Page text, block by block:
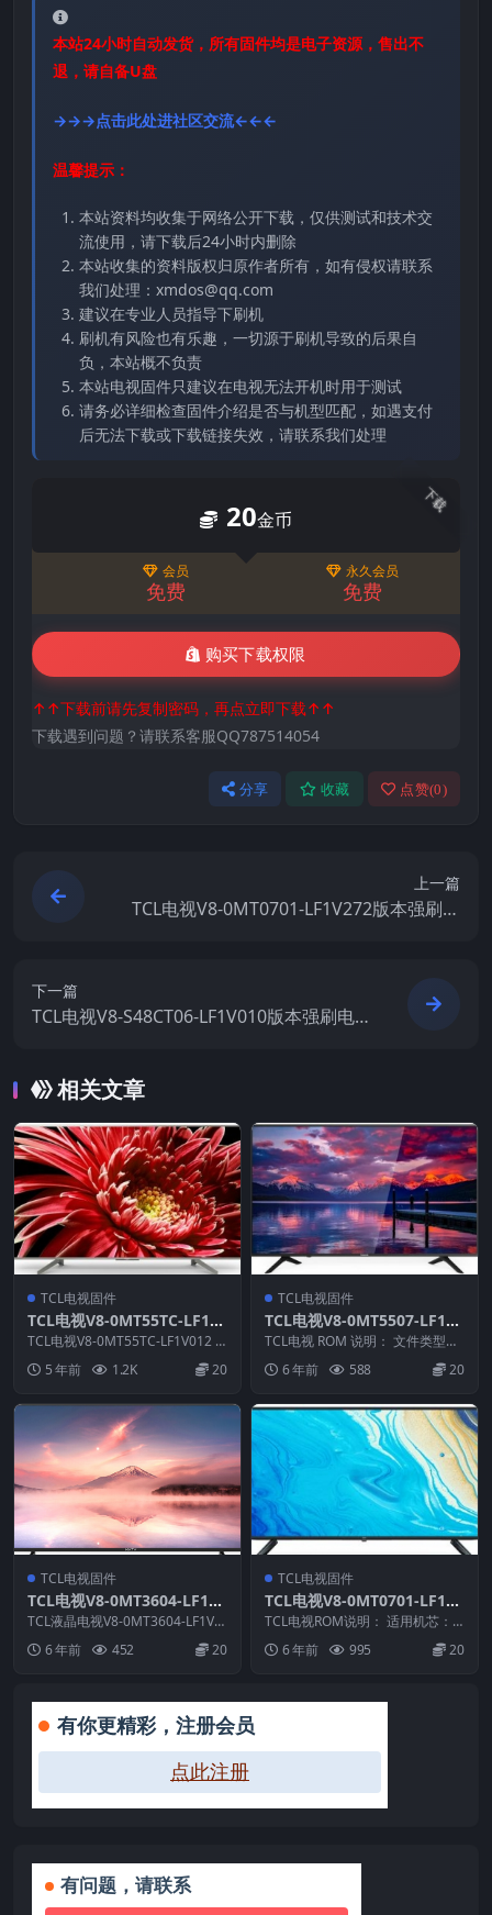
本站24小时自动发货，所有固件均是电子资源，售出不
退，请自备U盘
→→→点击此处进社区交流←←←
温馨提示：
本站资料均收集于网络公开下载，仅供测试和技术交
流使用，请下载后24小时内删除
本站收集的资料版权归原作者所有，如有侵权请联系
我们处理：xmdos@qq.com
建议在专业人员指导下刷机
刷机有风险也有乐趣，一切源于刷机导致的后果自
负，本站概不负责
本站电视固件只建议在电视无法开机时用于测试
请务必详细检查固件介绍是否与机型匹配，如遇支付
后无法下载或下载链接失效，请联系我们处理
下载
20金币
会员
免费
永久会员
免费
购买下载权限
↑↑下载前请先复制密码，再点立即下载↑↑
下载遇到问题？请联系客服QQ787514054
分享 收藏 点赞(0)
上一篇
TCL电视V8-0MT0701-LF1V272版本强刷电
下一篇
TCL电视V8-S48CT06-LF1V010版本强刷电视
相关文章
TCL电视固件
TCL电视V8-0MT55TC-LF1V
012版本强刷电视固件包下载
TCL电视V8-0MT55TC-LF1V012 R
OM说明： 适用机芯：0MT5...
5 年前 1.2K 20
TCL电视固件
TCL电视V8-0MT5507-LF1V0
43版本强刷电视固件包下载
TCL电视 ROM 说明： 文件类型：
———————...
6 年前 588 20
TCL电视固件
TCL电视V8-0MT3604-LF1V0
45版本刷机固件升级包
TCL液晶电视V8-0MT3604-LF1V0
45版本 ROM固件说明： 1.适...
6 年前 452 20
TCL电视固件
TCL电视V8-0MT0701-LF1V2
34版本强刷电视固件包下载
TCL电视ROM说明： 适用机芯：M
T07P 适用机型：F3800 /A538 ...
6 年前 995 20
有你更精彩，注册会员
点此注册
有问题，请联系